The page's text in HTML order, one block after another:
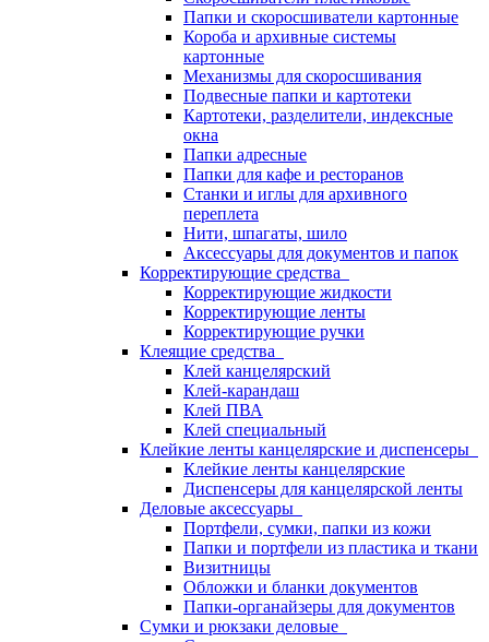
Папки и скоросшиватели картонные
Короба и архивные системы
картонные
Механизмы для скоросшивания
Подвесные папки и картотеки
Картотеки, разделители, индексные
окна
Папки адресные
Папки для кафе и ресторанов
Станки и иглы для архивного
переплета
Нити, шпагаты, шило
Аксессуары для документов и папок
Корректирующие средства
Корректирующие жидкости
Корректирующие ленты
Корректирующие ручки
Клеящие средства
Клей канцелярский
Клей-карандаш
Клей ПВА
Клей специальный
Клейкие ленты канцелярские и диспенсеры
Клейкие ленты канцелярские
Диспенсеры для канцелярской ленты
Деловые аксессуары
Портфели, сумки, папки из кожи
Папки и портфели из пластика и ткани
Визитницы
Обложки и бланки документов
Папки-органайзеры для документов
Сумки и рюкзаки деловые